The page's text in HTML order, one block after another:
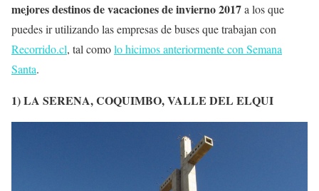
mejores destinos de vacaciones de invierno 2017a los que
puedes ir utilizando las empresas de buses que trabajan con
Recorrido.cl, tal comolo hicimos anteriormente con Semana
Santa.
1) LA SERENA, COQUIMBO, VALLE DEL ELQUI